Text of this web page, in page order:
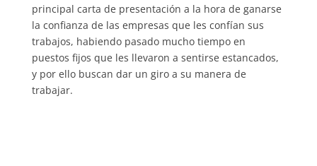
principal carta de presentación a la hora de ganarse
la confianza de las empresas que les confían sus
trabajos, habiendo pasado mucho tiempo en
puestos fijos que les llevaron a sentirse estancados,
y por ello buscan dar un giro a su manera de
trabajar.